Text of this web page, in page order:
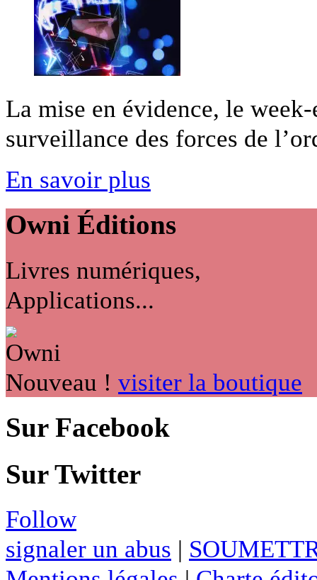
La mise en évidence, le
surveillance des forces de
En savoir plus
Owni Éditions
Livres numériques,
Applications...
Nouveau ! visiter la boutique
Sur Facebook
Sur Twitter
Follow
signaler un abus |